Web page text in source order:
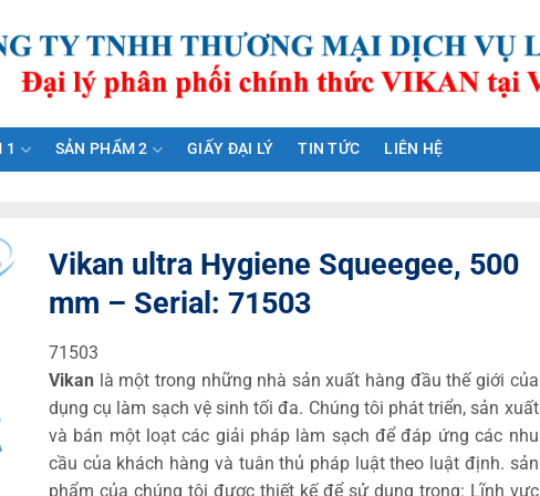
1 SẢN PHẨM 2 GIẤY ĐẠI LÝ TIN TỨC LIÊN HỆ
Vikan ultra Hygiene Squeegee, 500
mm – Serial: 71503
71503
Vikan là một trong những nhà sản xuất hàng đầu thế giới của
dụng cụ làm sạch vệ sinh tối đa. Chúng tôi phát triển, sản xuất
và bán một loạt các giải pháp làm sạch để đáp ứng các nhu
cầu của khách hàng và tuân thủ pháp luật theo luật định. sản
phẩm của chúng tôi được thiết kế để sử dụng trong: Lĩnh vực